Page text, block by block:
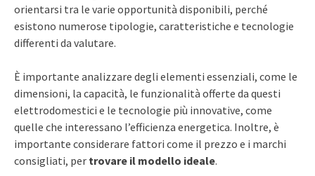
orientarsi tra le varie opportunità disponibili, perché
esistono numerose tipologie, caratteristiche e tecnologie
differenti da valutare.
È importante analizzare degli elementi essenziali, come le
dimensioni, la capacità, le funzionalità offerte da questi
elettrodomestici e le tecnologie più innovative, come
quelle che interessano l’efficienza energetica. Inoltre, è
importante considerare fattori come il prezzo e i marchi
consigliati, per trovare il modello ideale.